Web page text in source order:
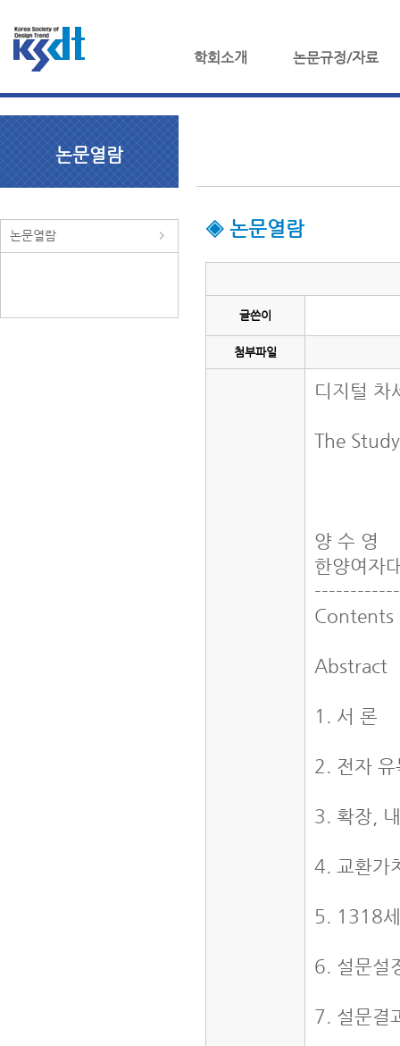
학회소개 논문규정/자료
논문열람
논문열람 ◈ 논문열람
글쓴이
첨부파일
디지털 차
The
양 수 영
한양여자
Contents
Abstract
1. 서 론
2. 전자
3. 확장,
4. 교환가
5. 1318
6. 설문설
7. 설문결